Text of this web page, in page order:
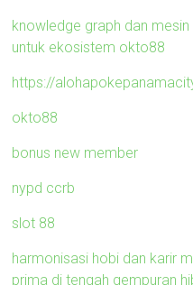
knowledge graph dan
untuk ekosistem okto88
https://
okto88
bonus new member
nypd ccrb
slot 88
harmonisasi hobi dan karir
prima di tengah gempuran